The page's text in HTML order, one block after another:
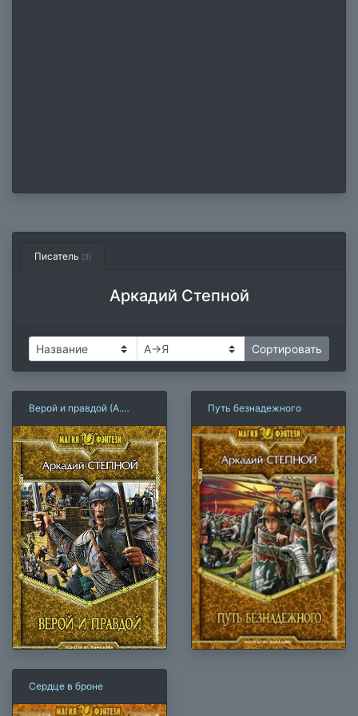
Писатель (3)
Аркадий Степной
Верой и правдой (А.
Путь безнадежного
Сердце в броне